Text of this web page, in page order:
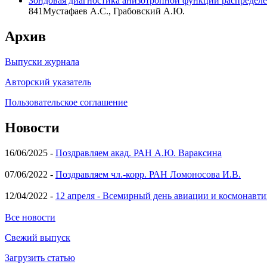
841Мустафаев А.С., Грабовский А.Ю.
Архив
Выпуски журнала
Авторский указатель
Пользовательское соглашение
Новости
16/06/2025 - Поздравляем акад. РАН А.Ю. Вараксина
07/06/2022 - Поздравляем чл.-корр. РАН Ломоносова И.В.
12/04/2022 - 12 апреля - Всемирный день авиации и
Все новости
Свежий выпуск
Загрузить статью